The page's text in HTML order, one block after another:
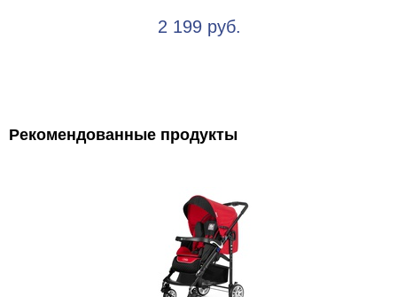
2 199 руб.
Рекомендованные продукты